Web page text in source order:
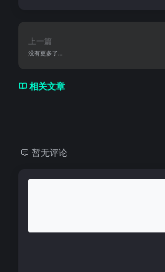
上一篇
没有更多了...
相关文章
暂无评论